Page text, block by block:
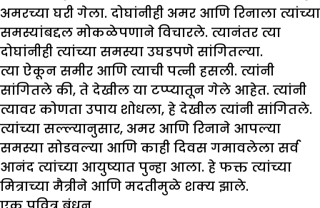
अमरच्या घरी गेला. दोघांनीही अमर आणि रिनाला त्यांच्या
समस्यांबद्दल मोकळेपणाने विचारले. त्यानंतर त्या
दोघांनीही त्यांच्या समस्या उघडपणे सांगितल्या.
त्या ऐकून समीर आणि त्याची पत्नी हसली. त्यांनी
सांगितले की, ते देखील या टप्प्यातून गेले आहेत. त्यांनी
त्यावर कोणता उपाय शोधला, हे देखील त्यांनी सांगितले.
त्यांच्या सल्ल्यानुसार, अमर आणि रिनाने आपल्या
समस्या सोडवल्या आणि काही दिवस गमावलेला सर्व
आनंद त्यांच्या आयुष्यात पुन्हा आला. हे फक्त त्यांच्या
मित्राच्या मैत्रीने आणि मदतीमुळे शक्य झाले.